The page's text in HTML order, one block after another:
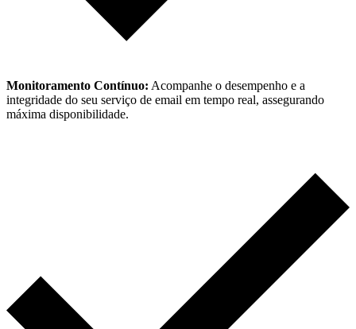
Monitoramento Contínuo: Acompanhe o desempenho e a
integridade do seu serviço de email em tempo real, assegurando
máxima disponibilidade.